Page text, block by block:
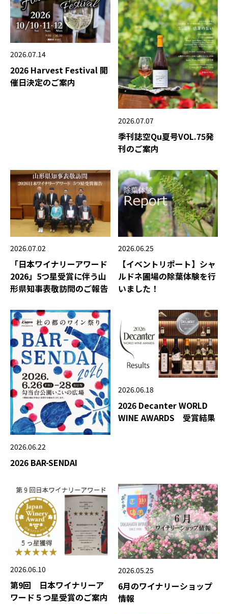
2026.07.14
2026 Harvest Festival 開
催日決定のご案内
2026.07.07
季刊誌空Qu夏号VOL.75発
刊のご案内
2026.07.02
「日本ワイナリーアワード
2026」5つ星受賞に伴う山
形県知事表敬訪問のご報告
2026.06.25
【イベントリポート】シャ
ルドネ圃場の除葉体験を行
いました！
2026.06.22
2026 BAR-SENDAI
2026.06.18
2026 Decanter WORLD
WINE AWARDS 受賞結果
2026.06.10
第9回 日本ワイナリーア
ワード５つ星受賞のご案内
2026.05.25
6月のワイナリーショップ
情報